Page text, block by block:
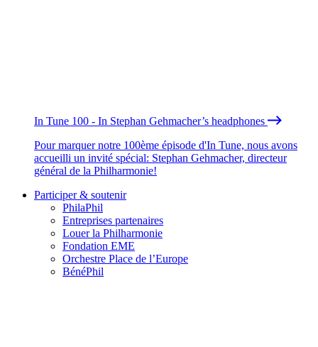
In Tune 100 - In Stephan Gehmacher’s headphones
Pour marquer notre 100ème épisode d'In Tune, nous avons
accueilli un invité spécial: Stephan Gehmacher, directeur
général de la Philharmonie!
Participer & soutenir
PhilaPhil
Entreprises partenaires
Louer la Philharmonie
Fondation EME
Orchestre Place de l’Europe
BénéPhil